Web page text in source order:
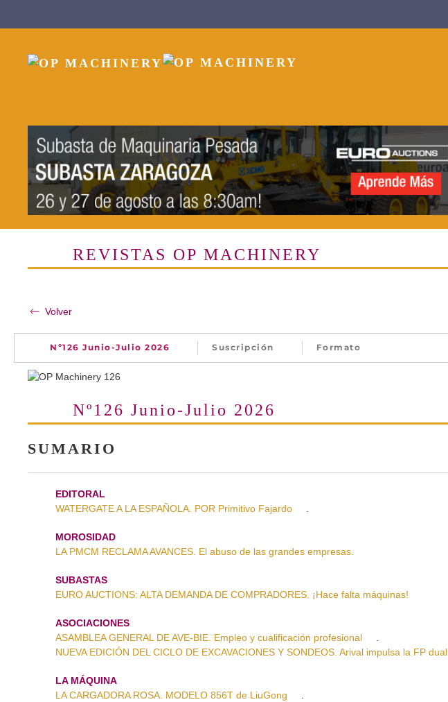
REVISTAS OP MACHINERY
Volver
Nº126 Junio-Julio 2026 Suscripción Formato
Nº126 Junio-Julio 2026
SUMARIO
EDITORAL
WATERGATE A LA ESPAÑOLA. POR Primitivo Fajardo
.
MOROSIDAD
LA PMCM RECLAMA AVANCES. El abuso de las grandes empresas.
SUBASTAS
EURO AUCTIONS: ALTA DEMANDA DE COMPRADORES. ¡Hace falta máquinas!
ASOCIACIONES
ASAMBLEA GENERAL DE AVE-BIE. Empleo y cualificación profesional
.
NUEVA EDICIÓN DEL CICLO DE EXCAVACIONES Y SONDEOS. Arival impulsa la FP dual
LA MÁQUINA
LA CARGADORA ROSA. MODELO 856T de LiuGong
.